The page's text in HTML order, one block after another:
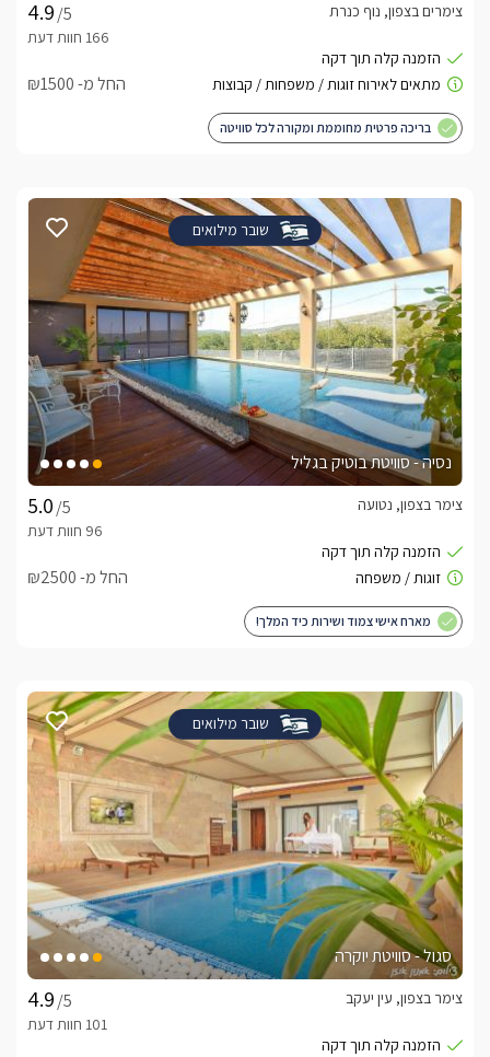
/5
צימרים בצפון, נוף כנרת
החל מ- ₪1500
בריכה פרטית מחוממת ומקורה לכל סוויטה
שובר מילואים
נסיה - סוויטת בוטיק בגליל
/5
צימר בצפון, נטועה
החל מ- ₪2500
מארח אישי צמוד ושירות כיד המלך!
שובר מילואים
סגול - סוויטת יוקרה
/5
צימר בצפון, עין יעקב